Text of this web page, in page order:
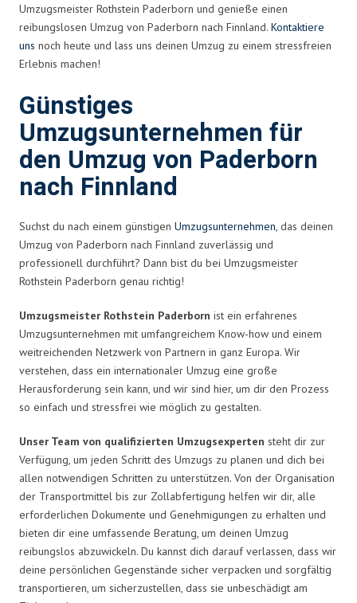
Umzugsmeister Rothstein Paderborn und genieße einen
reibungslosen Umzug von Paderborn nach Finnland. Kontaktiere
uns noch heute und lass uns deinen Umzug zu einem stressfreien
Erlebnis machen!
Günstiges
Umzugsunternehmen für
den Umzug von Paderborn
nach Finnland
Suchst du nach einem günstigen Umzugsunternehmen, das deinen
Umzug von Paderborn nach Finnland zuverlässig und
professionell durchführt? Dann bist du bei Umzugsmeister
Rothstein Paderborn genau richtig!
Umzugsmeister Rothstein Paderborn ist ein erfahrenes
Umzugsunternehmen mit umfangreichem Know-how und einem
weitreichenden Netzwerk von Partnern in ganz Europa. Wir
verstehen, dass ein internationaler Umzug eine große
Herausforderung sein kann, und wir sind hier, um dir den Prozess
so einfach und stressfrei wie möglich zu gestalten.
Unser Team von qualifizierten Umzugsexperten steht dir zur
Verfügung, um jeden Schritt des Umzugs zu planen und dich bei
allen notwendigen Schritten zu unterstützen. Von der Organisation
der Transportmittel bis zur Zollabfertigung helfen wir dir, alle
erforderlichen Dokumente und Genehmigungen zu erhalten und
bieten dir eine umfassende Beratung, um deinen Umzug
reibungslos abzuwickeln. Du kannst dich darauf verlassen, dass wir
deine persönlichen Gegenstände sicher verpacken und sorgfältig
transportieren, um sicherzustellen, dass sie unbeschädigt am